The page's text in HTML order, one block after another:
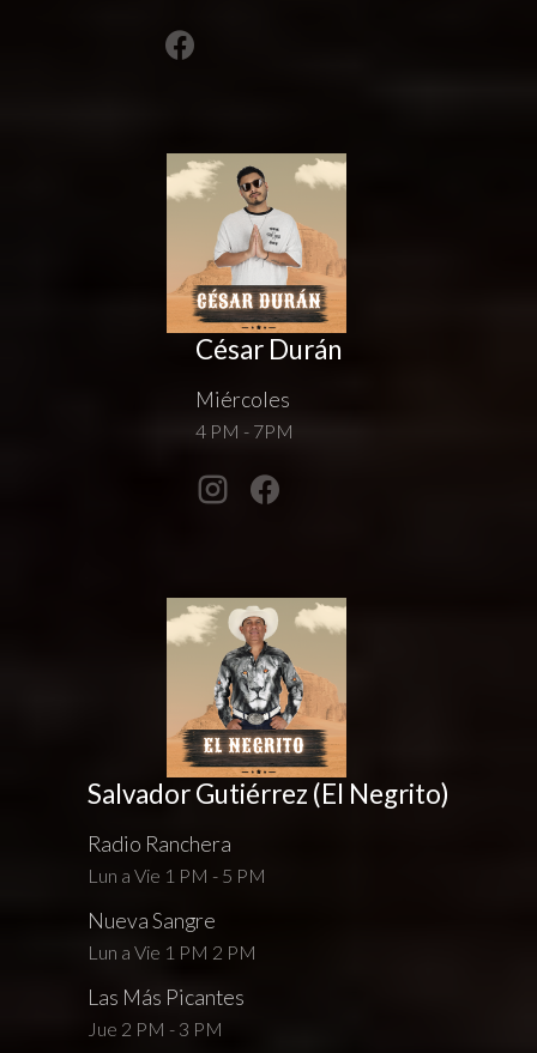
César Durán
Miércoles
4 PM - 7PM
Salvador Gutiérrez (El Negrito)
Radio Ranchera
Lun a Vie 1 PM - 5 PM
Nueva Sangre
Lun a Vie 1 PM 2 PM
Las Más Picantes
Jue 2 PM - 3 PM